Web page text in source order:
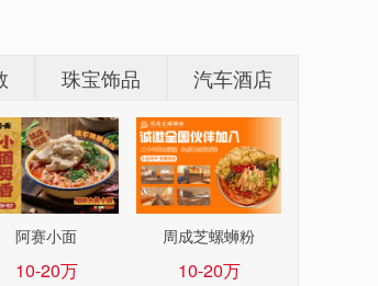
珠宝饰品 汽车酒店
阿赛小面
10-20万
周成芝螺蛳粉
10-20万